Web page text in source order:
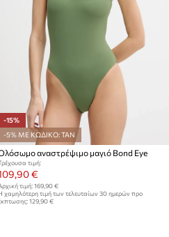
-15%
-5% ΜΕ ΚΩΔΙΚΟ: TAN
αναστρέψιμο μαγιό Bond Eye
τιμή:
€
τιμή: 169,90 €
χαμηλότερη τιμή των τελευταίων 30 ημερών προ
129,90 €